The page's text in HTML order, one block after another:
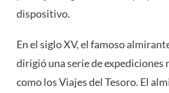
dispositivo.
En el siglo XV, el famoso
dirigió una serie de expediciones
como los Viajes del Tesoro. El